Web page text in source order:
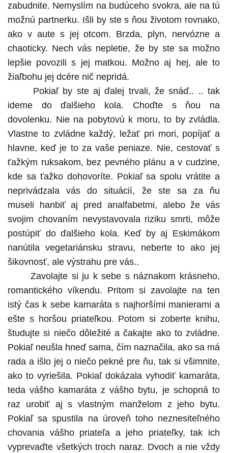
zabudnite. Nemyslím na budúceho svokra, ale na tú
možnú partnerku. Išli by ste s ňou životom rovnako,
ako v aute s jej otcom. Brzda, plyn, nervózne a
chaoticky. Nech vás nepletie, že by ste sa možno
lepšie povozili s jej matkou. Možno aj hej, ale to
žiaľbohu jej dcére nič nepridá.
Pokiaľ by ste aj ďalej trvali, že snáď.. .. tak
ideme do ďalšieho kola. Choďte s ňou na
dovolenku. Nie na pobytovú k moru, to by zvládla.
Vlastne to zvládne každý, ležať pri mori, popíjať a
hlavne, keď je to za vaše peniaze. Nie, cestovať s
ťažkým ruksakom, bez pevného plánu a v cudzine,
kde sa ťažko dohovoríte. Pokiaľ sa spolu vrátite a
neprivádzala vás do situácií, že ste sa za ňu
museli hanbiť aj pred analfabetmi, alebo že vás
svojim chovaním nevystavovala riziku smrti, môže
postúpiť do ďalšieho kola. Keď by aj Eskimákom
nanútila vegetariánsku stravu, neberte to ako jej
šikovnosť, ale výstrahu pre vás..
Zavolajte si ju k sebe s náznakom krásneho,
romantického víkendu. Pritom si zavolajte na ten
istý čas k sebe kamaráta s najhoršími manierami a
ešte s horšou priateľkou. Potom si zoberte knihu,
študujte si niečo dôležité a čakajte ako to zvládne.
Pokiaľ neušla hneď sama, čím naznačila, ako sa má
rada a išlo jej o niečo pekné pre ňu, tak si všimnite,
ako to vyriešila. Pokiaľ dokázala vyhodiť kamaráta,
teda vášho kamaráta z vášho bytu, je schopná to
raz urobiť aj s vlastným manželom z jeho bytu.
Pokiaľ sa spustila na úroveň toho neznesiteľného
chovania vášho priateľa a jeho priateľky, tak ich
vyprevaďte všetkých troch naraz. Dvoch a nie vždy